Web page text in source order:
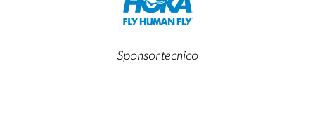
Sponsor tecnico